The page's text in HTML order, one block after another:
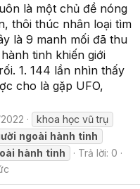
là một chủ đề nóng
thôi thúc nhân loại tìm
là 9 manh mối đã thu
tinh khiến giới
1. 144 lần nhìn thấy
cho là gặp UFO,
khoa học vũ trụ
ngoài hành tinh
hành tinh
Trả lời: 0